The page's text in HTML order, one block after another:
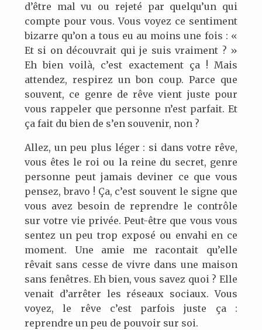
d’être mal vu ou rejeté par quelqu’un qui
compte pour vous. Vous voyez ce sentiment
bizarre qu’on a tous eu au moins une fois : «
Et si on découvrait qui je suis vraiment ? »
Eh bien voilà, c’est exactement ça ! Mais
attendez, respirez un bon coup. Parce que
souvent, ce genre de rêve vient juste pour
vous rappeler que personne n’est parfait. Et
ça fait du bien de s’en souvenir, non ?
Allez, un peu plus léger : si dans votre rêve,
vous êtes le roi ou la reine du secret, genre
personne peut jamais deviner ce que vous
pensez, bravo ! Ça, c’est souvent le signe que
vous avez besoin de reprendre le contrôle
sur votre vie privée. Peut-être que vous vous
sentez un peu trop exposé ou envahi en ce
moment. Une amie me racontait qu’elle
rêvait sans cesse de vivre dans une maison
sans fenêtres. Eh bien, vous savez quoi ? Elle
venait d’arrêter les réseaux sociaux. Vous
voyez, le rêve c’est parfois juste ça :
reprendre un peu de pouvoir sur soi.